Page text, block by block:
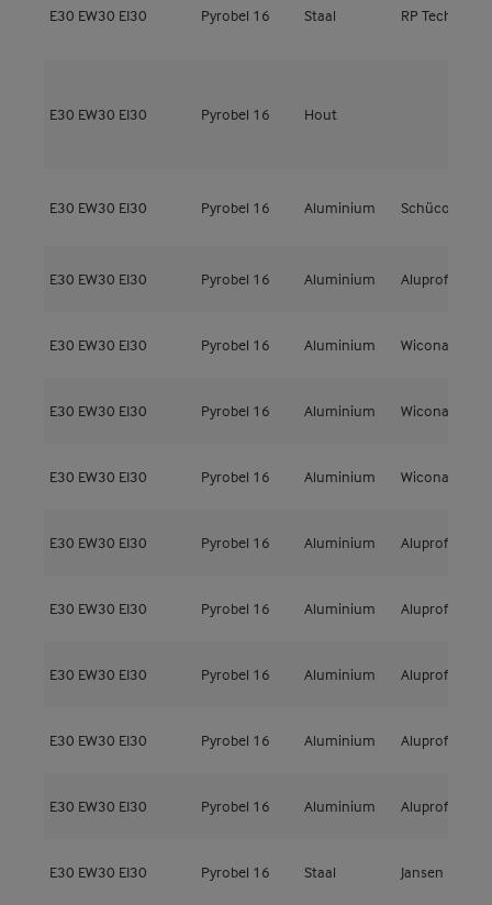
E30 EW30 EI30 Pyrobel 16 Staal RP Technik
E30 EW30 EI30 Pyrobel 16 Hout
E30 EW30 EI30 Pyrobel 16 Aluminium Schüco
E30 EW30 EI30 Pyrobel 16 Aluminium Aluprof
E30 EW30 EI30 Pyrobel 16 Aluminium Wicona
E30 EW30 EI30 Pyrobel 16 Aluminium Wicona
E30 EW30 EI30 Pyrobel 16 Aluminium Wicona
E30 EW30 EI30 Pyrobel 16 Aluminium Aluprof
E30 EW30 EI30 Pyrobel 16 Aluminium Aluprof
E30 EW30 EI30 Pyrobel 16 Aluminium Aluprof
E30 EW30 EI30 Pyrobel 16 Aluminium Aluprof
E30 EW30 EI30 Pyrobel 16 Aluminium Aluprof
E30 EW30 EI30 Pyrobel 16 Staal Jansen